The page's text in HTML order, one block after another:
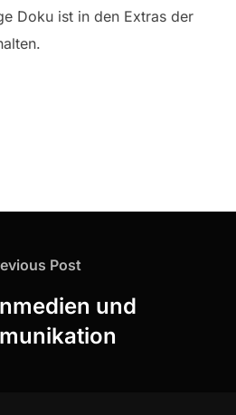
Doku ist in den Extras der
Previous
Post
und